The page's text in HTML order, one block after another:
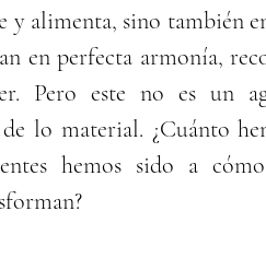
y alimenta, sino también
en perfecta armonía,
Pero este no es un
lo material. ¿Cuánto
hemos sido a